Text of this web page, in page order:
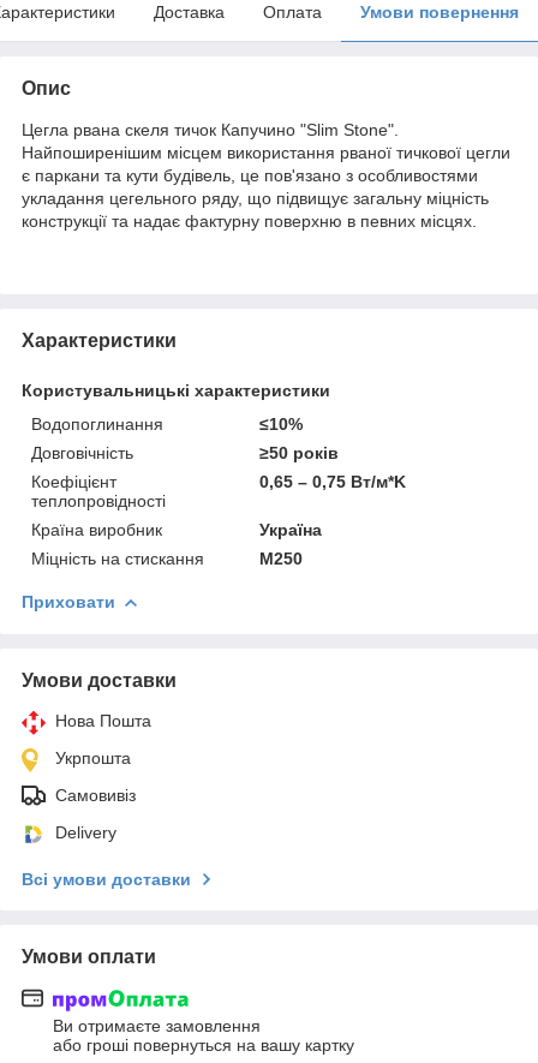
Доставка Оплата Умови повернення
Опис
Цегла рвана скеля тичок Капучино "Slim Stone".
Найпоширенішим місцем використання рваної тичкової цегли
є паркани та кути будівель, це пов'язано з особливостями
укладання цегельного ряду, що підвищує загальну міцність
конструкції та надає фактурну поверхню в певних місцях.
Характеристики
Користувальницькі характеристики
Водопоглинання
≤10%
Довговічність
≥50 років
Коефіцієнт
теплопровідності
0,65 – 0,75 Вт/м*K
Країна виробник
Україна
Міцність на стискання
М250
Приховати
Умови доставки
Нова Пошта
Укрпошта
Самовивіз
Delivery
Всі умови доставки
Умови оплати
Ви отримаєте замовлення
або гроші повернуться на вашу картку